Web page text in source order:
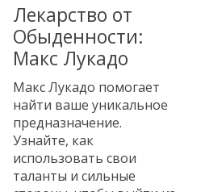
Лекарство от
Обыденности:
Макс Лукадо
Макс Лукадо помогает
найти ваше уникальное
предназначение.
Узнайте, как
использовать свои
таланты и сильные